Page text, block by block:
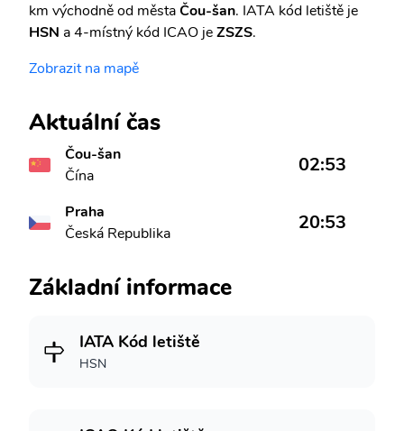
km východně od městaČou-šan. IATA kód letiště je
HSN a 4-místný kód ICAO jeZSZS.
Zobrazit na mapě
Aktuální čas
Čou-šan
Čína
02:53
Praha
Česká Republika
20:53
Základní informace
IATA Kód letiště
HSN